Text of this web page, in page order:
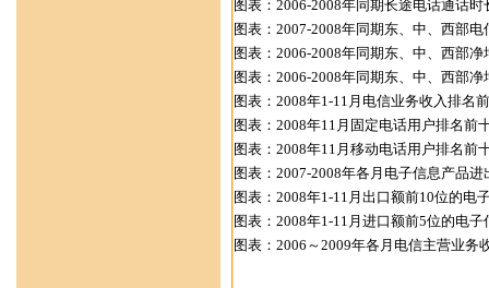
图表：2006-2008年同期长途电话通话时
图表：2007-2008年同期东、中、西部电
图表：2006-2008年同期东、中、西部
图表：2006-2008年同期东、中、西部
图表：2008年1-11月电信业务收入排名
图表：2008年11月固定电话用户排名前
图表：2008年11月移动电话用户排名前
图表：2007-2008年各月电子信息产品进
图表：2008年1-11月出口额前10位的电
图表：2008年1-11月进口额前5位的电子
图表：2006～2009年各月电信主营业务